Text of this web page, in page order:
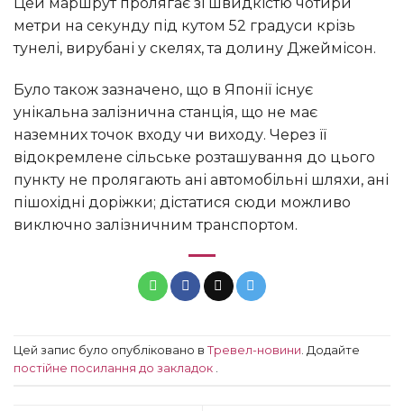
метри на секунду під кутом 52 градуси крізь
тунелі, вирубані у скелях, та долину Джеймісон.
Було також зазначено, що в Японії існує
унікальна залізнична станція, що не має
наземних точок входу чи виходу. Через її
відокремлене сільське розташування до цього
пункту не пролягають ані автомобільні шляхи, ані
пішохідні доріжки; дістатися сюди можливо
виключно залізничним транспортом.
Цей запис було опубліковано в Тревел-новини. Додайте
постійне посилання до закладок .